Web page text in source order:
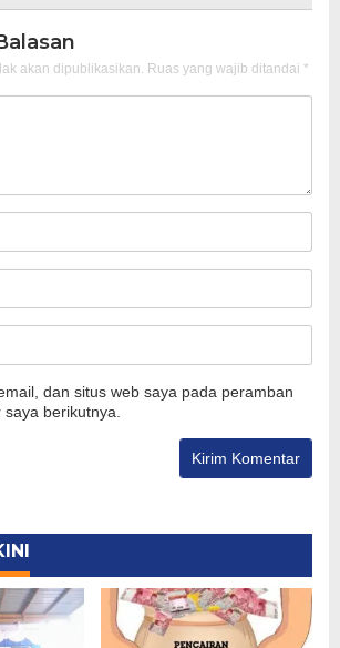
akan dipublikasikan. Ruas yang wajib ditandai *
dan situs web saya pada peramban
berikutnya.